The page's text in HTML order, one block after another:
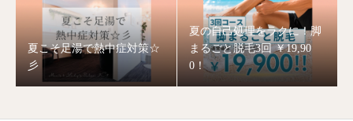
夏こそ足湯で熱中症対策☆
彡
夏の自己処理をラクに！脚
まるごと脱毛3回 ￥19,90
0！